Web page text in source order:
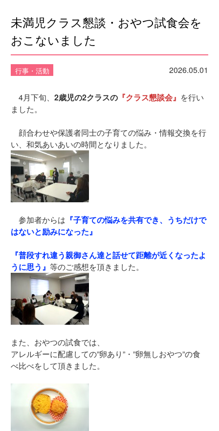
未満児クラス懇談・おやつ試食会を
おこないました
行事・活動 2026.05.01
4月下旬、2歳児の2クラスの 『クラス懇談会』 を行い
ました。
顔合わせや保護者同士の子育ての悩み・情報交換を行
い、和気あいあいの時間となりました。
参加者からは 『子育ての悩みを共有でき、うちだけで
はないと励みになった』
『普段すれ違う親御さん達と話せて距離が近くなったよ
うに思う』等のご感想を頂きました。
また、おやつの試食では、
アレルギーに配慮しての”卵あり”・”卵無しおやつ”の食
べ比べをして頂きました。